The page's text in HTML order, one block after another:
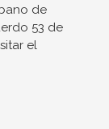
de
53 de
el